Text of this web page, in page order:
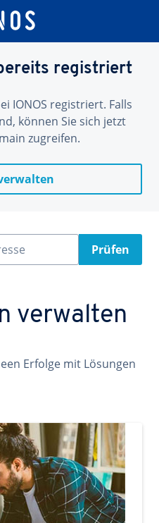
registriert
IONOS registriert. Falls
können Sie sich jetzt
zugreifen.
Prüfen
verwalten
Erfolge mit Lösungen